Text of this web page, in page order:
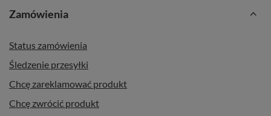
Zamówienia
Status zamówienia
Śledzenie przesyłki
Chcę zareklamować produkt
Chcę zwrócić produkt